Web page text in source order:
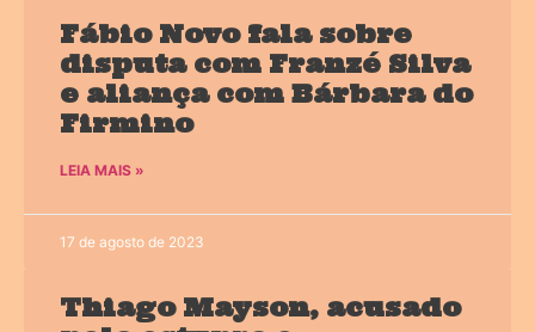
Fábio Novo fala sobre
disputa com Franzé Silva
e aliança com Bárbara do
Firmino
LEIA MAIS »
17 de agosto de 2023
Thiago Mayson, acusado